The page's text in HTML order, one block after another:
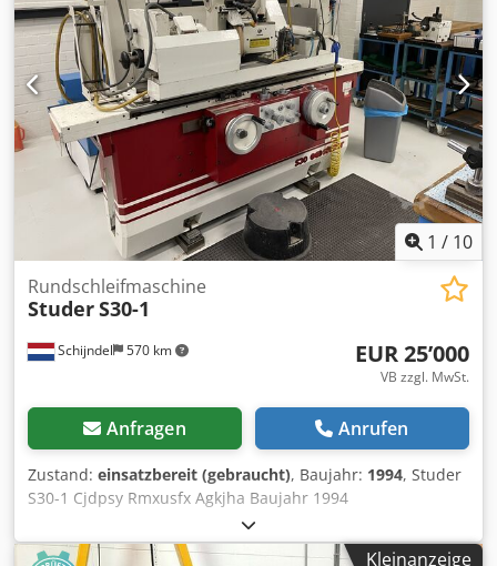
farbigem Siemens Touchpanel ähnlich Weiss/ EMAG/ GP-
Rundschleifmaschinen/ Studer/ Kellenberger/ Schaudt/
Tschudin/ Tacchella/ Dannobat/ Bahmüller / Fortuna
Spindeldrehzahl : 20 - 400 [Upm] - Spindel innere Kegel :
Morse 5 - Leistung : 0.9 [kW] GEGENSPITZE - Innere Kegel :
MK4 - Pinole Hub : 30 [mm] ELEKTRISCHE VERSORGUNG -
Versorgungsspannung : 380 [V] GEWICHT UND
ABMESSUNGEN - Platzbedarf : 2580 x 1680 [mm] Codezf
Rcdjpfx Agkeha - Maschinenhöhe : 1670 [mm] -
Maschinengewicht : 2200 [kg] ZUBEHÖR - Kühlmitteltank *
mit Papierfilter - 1 Innenschleifspindel - Kühlmittelbehalter
mit Pumpe - 1 Lünette mit drei Tasten - 1 Vorrichtung zum
Ausrichten der Innenspindel
1 / 10
Schijndel 570 km
Rundschleifmaschine
StuderS30-1
EUR 25’000
VB zzgl. MwSt.
Anfragen Anrufen
Zustand: einsatzbereit (gebraucht), Baujahr: 1994, Studer
S30-1 Cjdpsy Rmxusfx Agkjha Baujahr 1994
Kleinanzeige